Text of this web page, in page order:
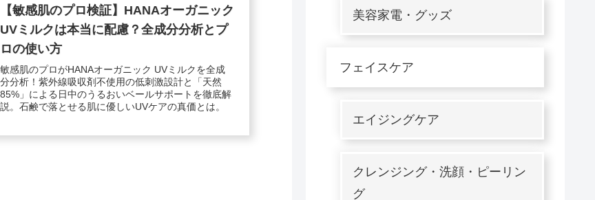
【敏感肌のプロ検証】HANAオーガニック
UVミルクは本当に配慮？全成分分析とプ
ロの使い方
敏感肌のプロがHANAオーガニック UVミルクを全成
分分析！紫外線吸収剤不使用の低刺激設計と「天然
85%」による日中のうるおいベールサポートを徹底解
説。石鹸で落とせる肌に優しいUVケアの真価とは。
美容家電・グッズ
フェイスケア
エイジングケア
クレンジング・洗顔・ピーリン
グ